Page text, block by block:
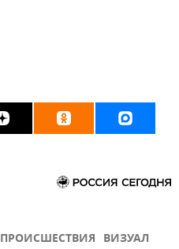
ПРОИСШЕСТВИЯ ВИЗУАЛ